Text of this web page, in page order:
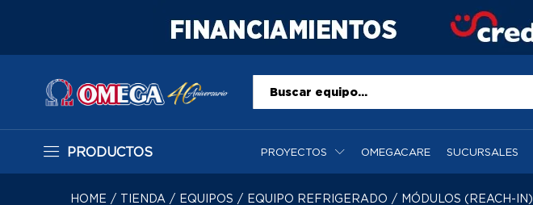
Todo
PRODUCTOS PROYECTOS OMEGACARE SUCURSALES
HOME / TIENDA / EQUIPOS / EQUIPO REFRIGERADO / MÓDULOS (REACH-IN)